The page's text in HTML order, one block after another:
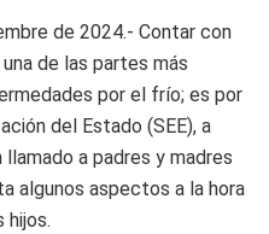
de 2024.- Contar con
de las partes más
por el frío; es por
del Estado (SEE), a
a padres y madres
algunos aspectos a la hora
hijos.